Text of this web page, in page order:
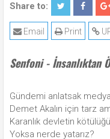
Share to:
Print
Email
Senfoni - İnsanlıktan
Gündemi anlatsak
Demet Akalın için tarz
Karanlık devletin
Yoksa nerde yatarız?